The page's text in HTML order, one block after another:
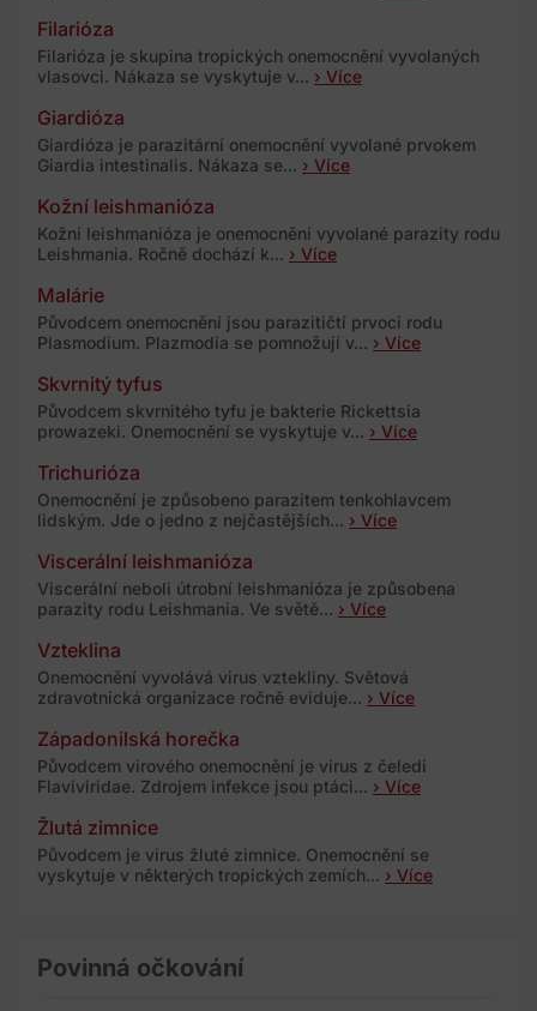
Filarióza
Filarióza je skupina tropických onemocnění vyvolaných
vlasovci. Nákaza se vyskytuje v... › Více
Giardióza
Giardióza je parazitární onemocnění vyvolané prvokem
Giardia intestinalis. Nákaza se... › Více
Kožní leishmanióza
Kožní leishmanióza je onemocnění vyvolané parazity rodu
Leishmania. Ročně dochází k... › Více
Malárie
Původcem onemocnění jsou parazitičtí prvoci rodu
Plasmodium. Plazmodia se pomnožují v... › Více
Skvrnitý tyfus
Původcem skvrnitého tyfu je bakterie Rickettsia
prowazeki. Onemocnění se vyskytuje v... › Více
Trichurióza
Onemocnění je způsobeno parazitem tenkohlavcem
lidským. Jde o jedno z nejčastějších... › Více
Viscerální leishmanióza
Viscerální neboli útrobní leishmanióza je způsobena
parazity rodu Leishmania. Ve světě... › Více
Vzteklina
Onemocnění vyvolává virus vztekliny. Světová
zdravotnická organizace ročně eviduje... › Více
Západonilská horečka
Původcem virového onemocnění je virus z čeledi
Flaviviridae. Zdrojem infekce jsou ptáci... › Více
Žlutá zimnice
Původcem je virus žluté zimnice. Onemocnění se
vyskytuje v některých tropických zemích... › Více
Povinná očkování